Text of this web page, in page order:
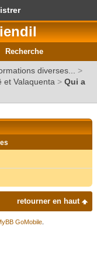
Recherche
diverses...
>
et Valaquenta > Qui a
retourner en haut
GoMobile.